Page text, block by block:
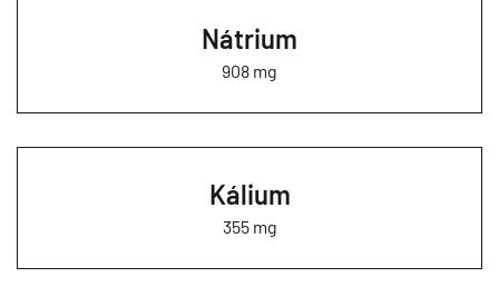
Nátrium
908 mg
Kálium
355 mg